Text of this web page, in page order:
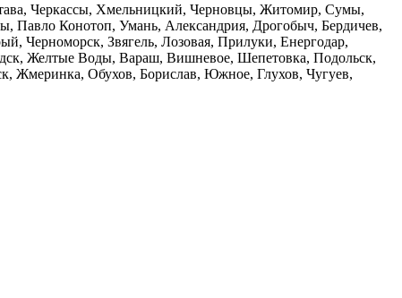
Черкассы, Хмельницкий, Черновцы, Житомир, Сумы,
Павло Конотоп, Умань, Александрия, Дрогобыч, Бердичев,
Черноморск, Звягель, Лозовая, Прилуки, Енергодар,
Желтые Воды, Вараш, Вишневое, Шепетовка, Подольск,
Жмеринка, Обухов, Борислав, Южное, Глухов, Чугуев,